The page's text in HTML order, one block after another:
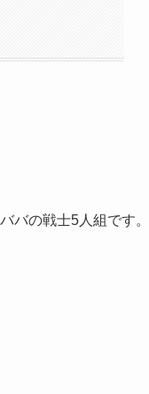
バの戦士5人組 です。